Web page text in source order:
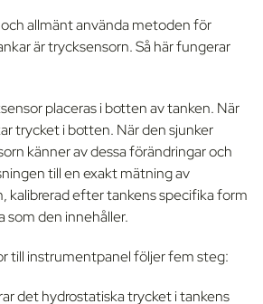
allmänt använda metoden för
är trycksensorn. Så här fungerar
placeras i botten av tanken. När
trycket i botten. När den sjunker
känner av dessa förändringar och
till en exakt mätning av
kalibrerad efter tankens specifika form
som den innehåller.
till instrumentpanel följer fem steg:
det hydrostatiska trycket i tankens